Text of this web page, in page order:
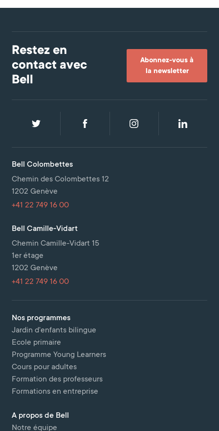
Restez en
contact avec
Bell
Abonnez-vous à
la newsletter
Nos programmes
Jardin d'enfants bilingue
Ecole primaire
Programme Young Learners
Cours pour adultes
Formation des professeurs
Formations en entreprise
A propos de Bell
Notre équipe
Bell Colombettes
Chemin des Colombettes 12
1202 Genève
+41 22 749 16 00
Bell Camille-Vidart
Chemin Camille-Vidart 15
1er étage
1202 Genève
+41 22 749 16 00